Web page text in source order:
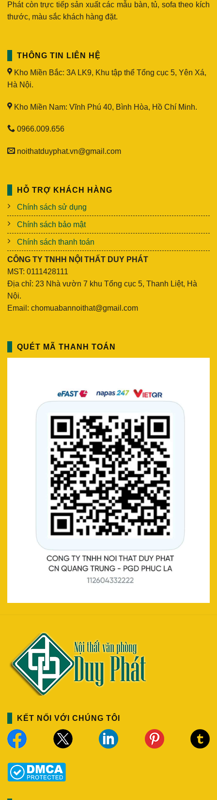
Phát còn trực tiếp sản xuất các mẫu bàn, tủ, sofa theo kích
thước, màu sắc khách hàng đặt.
THÔNG TIN LIÊN HỆ
Kho Miền Bắc: 3A LK9, Khu tập thể Tổng cục 5, Yên Xá,
Hà Nội.
Kho Miền Nam: Vĩnh Phú 40, Bình Hòa, Hồ Chí Minh.
0966.009.656
noithatduyphat.vn@gmail.com
HỖ TRỢ KHÁCH HÀNG
Chính sách sử dụng
Chính sách bảo mật
Chính sách thanh toán
CÔNG TY TNHH NỘI THẤT DUY PHÁT
MST: 0111428111
Địa chỉ: 23 Nhà vườn 7 khu Tổng cục 5, Thanh Liệt, Hà
Nội.
Email: chomuabannoithat@gmail.com
QUÉT MÃ THANH TOÁN
KẾT NỐI VỚI CHÚNG TÔI